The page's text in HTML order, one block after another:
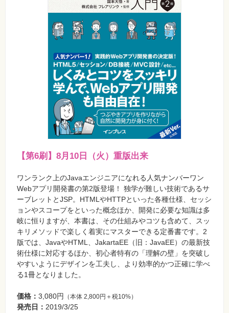
【第6刷】8月10日（火）重版出来
ワンランク上のJavaエンジニアになれる人気ナンバーワン
Webアプリ開発書の第2版登場！ 独学が難しい技術であるサ
ーブレットとJSP。HTMLやHTTPといった各種仕様、セッシ
ョンやスコープをといった概念ほか、開発に必要な知識は多
岐に恒りますが、本書は、その仕組みやコツも含めて、スッ
キリメソッドで楽しく着実にマスターできる定番書です。2
版では、JavaやHTML、JakartaEE（旧：JavaEE）の最新技
術仕様に対応するほか、初心者特有の「理解の壁」を突破し
やすいようにデザインを工夫し、より効率的かつ正確に学べ
る1冊となりました。
価格： 3,080円 （本体 2,800円＋税10%）
発売日： 2019/3/25